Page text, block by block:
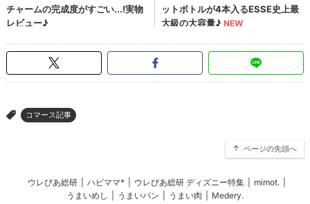
> コマース記事
ページの先頭へ
ウレぴあ総研 ハピママ* ウレぴあ総研 ディズニー特集 mimot.
うまいめし
うまいパン うまい肉 Medery.